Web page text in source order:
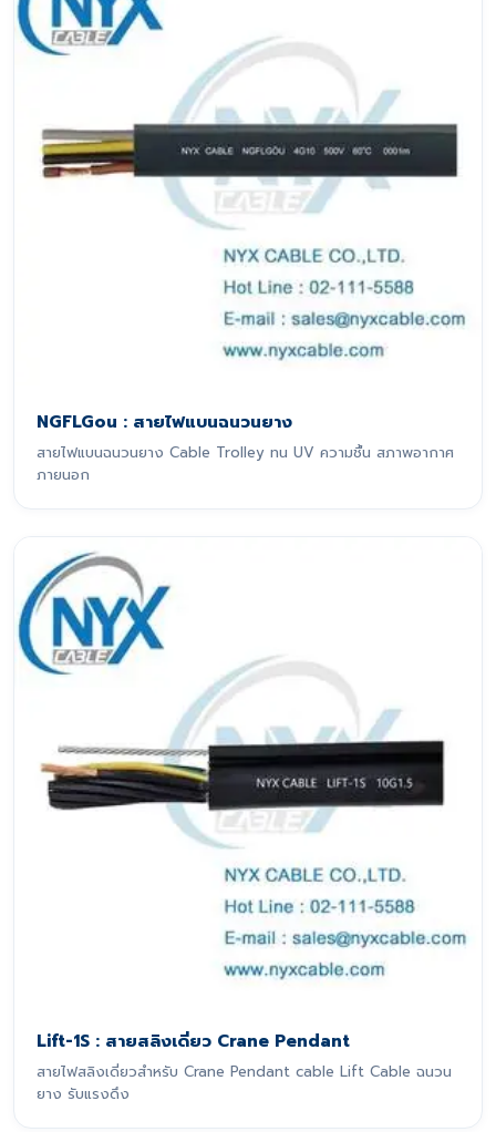
NGFLGou : สายไฟแบนฉนวนยาง
สายไฟแบนฉนวนยาง Cable Trolley ทน UV ความชื้น สภาพอากาศ
ภายนอก
Lift-1S : สายสลิงเดี่ยว Crane Pendant
สายไฟสลิงเดี่ยวสำหรับ Crane Pendant cable Lift Cable ฉนวน
ยาง รับแรงดึง